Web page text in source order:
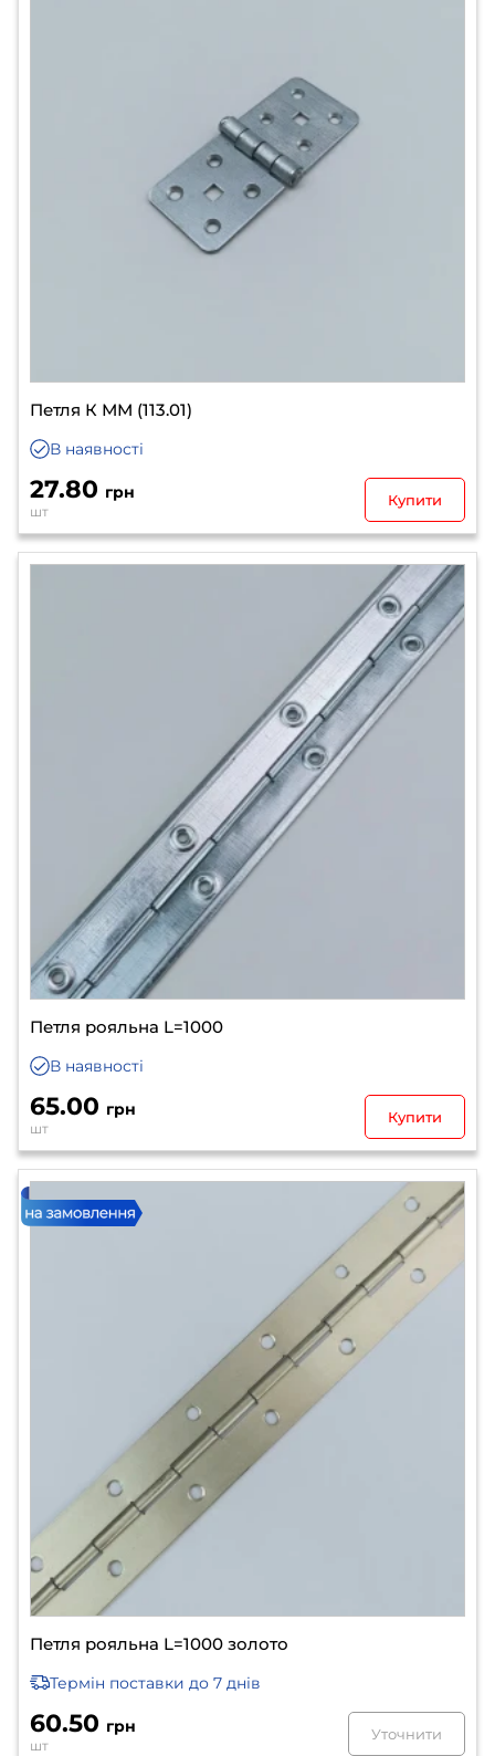
Петля К ММ (113.01)
В наявності
27.80 грн
шт
Купити
Петля рояльна L=1000
В наявності
65.00 грн
шт
Купити
Петля рояльна L=1000 золото
Термін поставки до 7 днів
60.50 грн
шт
Уточнити